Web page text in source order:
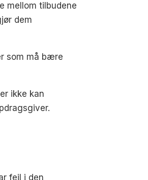
mellom tilbudene
dem
som må bære
ikke kan
feil i den